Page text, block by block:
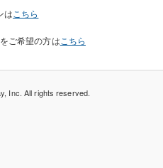
は こちら
ご希望の方は こちら
Inc. All rights reserved.